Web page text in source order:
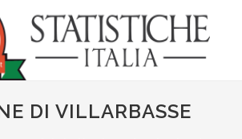
DI VILLARBASSE